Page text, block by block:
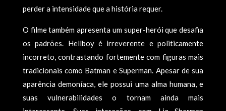
perder a intensidade que a história requer.
O filme também apresenta um super-herói que desafia
os padrões. Hellboy é irreverente e politicamente
incorreto, contrastando fortemente com figuras mais
tradicionais como Batman e Superman. Apesar de sua
aparência demoníaca, ele possui uma alma humana, e
suas vulnerabilidades o tornam ainda mais